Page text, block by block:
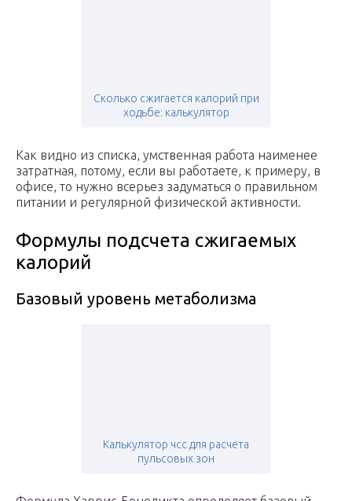
Сколько сжигается калорий при
ходьбе: калькулятор
Как видно из списка, умственная работа наименее
затратная, потому, если вы работаете, к примеру, в
офисе, то нужно всерьез задуматься о правильном
питании и регулярной физической активности.
Формулы подсчета сжигаемых
калорий
Базовый уровень метаболизма
Калькулятор чсс для расчета
пульсовых зон